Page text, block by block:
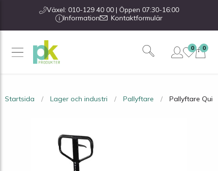
Växel: 010-129 40 00 | Öppen 07:30-16:00
Information
Kontaktformulär
0
0
Startsida Lager och industri Pallyftare Pallyftare